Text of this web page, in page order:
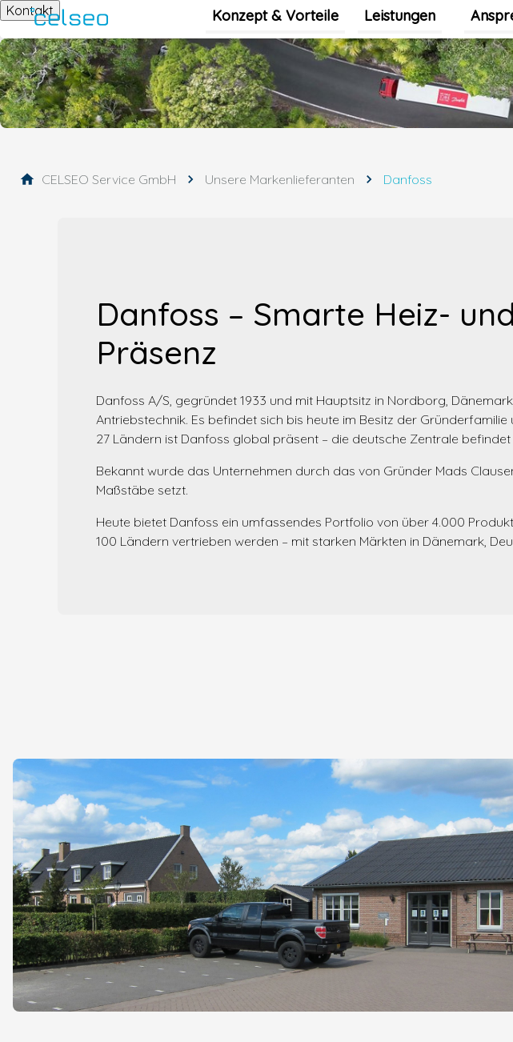
Kontakt Konzept & Vorteile Leistungen
CELSEO Service GmbH Unsere Markenlieferanten Danfoss
Danfoss – Smarte Heiz-
Präsenz
Danfoss A/S, gegründet 1933 und mit Hauptsitz in Nordborg,
Antriebstechnik. Es befindet sich bis heute im Besitz der
27 Ländern ist Danfoss global präsent – die deutsche Zentrale
Bekannt wurde das Unternehmen durch das von Gründer Mads
Maßstäbe setzt.
Heute bietet Danfoss ein umfassendes Portfolio von über 4.000
100 Ländern vertrieben werden – mit starken Märkten in Dänemark,